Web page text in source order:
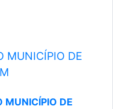
MUNICÍPIO DE
MUNICÍPIO DE